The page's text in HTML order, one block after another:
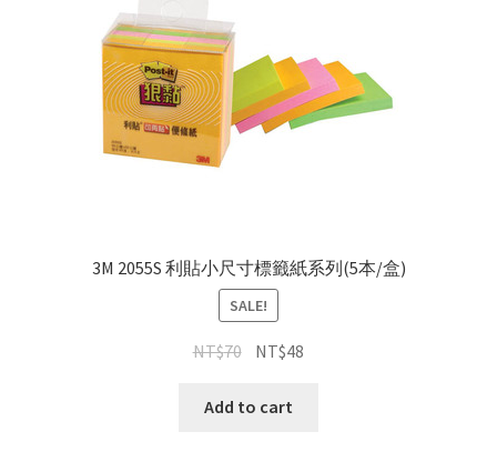
3M 2055S 利貼小尺寸標籤紙系列(5本/盒)
SALE!
NT$70 NT$48
Add to cart